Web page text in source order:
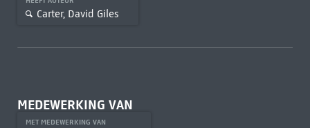
Carter, David Giles
MEDEWERKING VAN
MET MEDEWERKING VAN